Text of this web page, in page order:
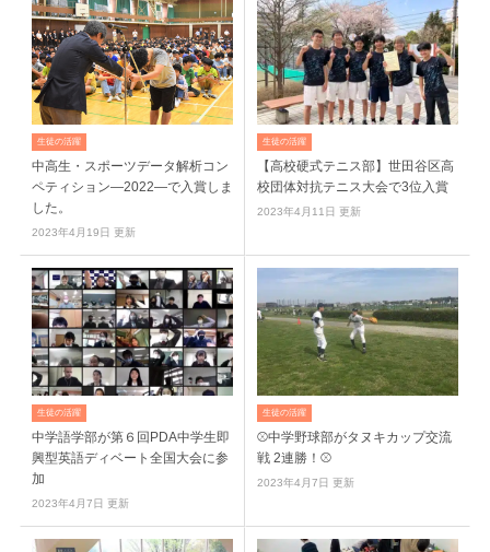
生徒の活躍
中高生・スポーツデータ解析コン
ペティション―2022―で入賞しま
した。
2023年4月19日 更新
生徒の活躍
【高校硬式テニス部】世田谷区高
校団体対抗テニス大会で3位入賞
2023年4月11日 更新
生徒の活躍
中学語学部が第６回PDA中学生即
興型英語ディベート全国大会に参
加
2023年4月7日 更新
生徒の活躍
⚾中学野球部がタヌキカップ交流
戦 2連勝！⚾
2023年4月7日 更新